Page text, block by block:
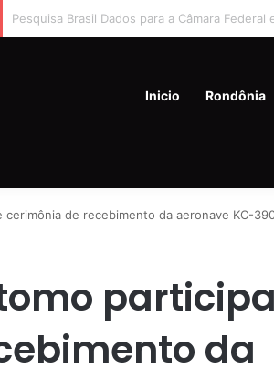
Aliados de Flávio Bolsonaro culpam governo
Inicio Rondônia
de recebimento da aeronave KC-
da